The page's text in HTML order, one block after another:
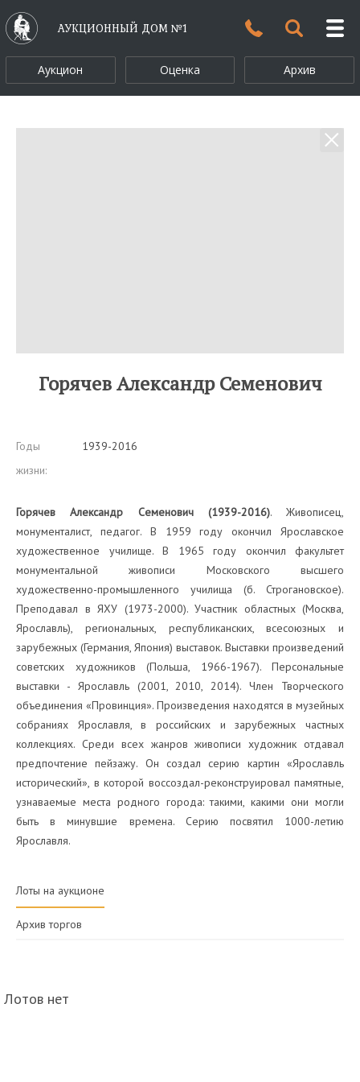
АУКЦИОННЫЙ ДОМ №1
Аукцион Оценка Архив
Горячев Александр Семенович
Годы
жизни:
1939-2016
Горячев Александр Семенович (1939-2016). Живописец,
монументалист, педагог. В 1959 году окончил Ярославское
художественное училище. В 1965 году окончил факультет
монументальной живописи Московского высшего
художественно-промышленного училища (б. Строгановское).
Преподавал в ЯХУ (1973-2000). Участник областных (Москва,
Ярославль), региональных, республиканских, всесоюзных и
зарубежных (Германия, Япония) выставок. Выставки произведений
советских художников (Польша, 1966-1967). Персональные
выставки - Ярославль (2001, 2010, 2014). Член Творческого
объединения «Провинция». Произведения находятся в музейных
собраниях Ярославля, в российских и зарубежных частных
коллекциях. Среди всех жанров живописи художник отдавал
предпочтение пейзажу. Он создал серию картин «Ярославль
исторический», в которой воссоздал-реконструировал памятные,
узнаваемые места родного города: такими, какими они могли
быть в минувшие времена. Серию посвятил 1000-летию
Ярославля.
Лоты на аукционе
Архив торгов
Лотов нет